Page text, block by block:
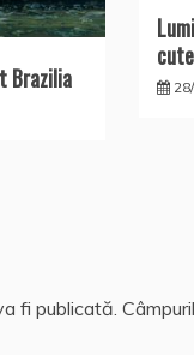
Brazilia
fi publicată.